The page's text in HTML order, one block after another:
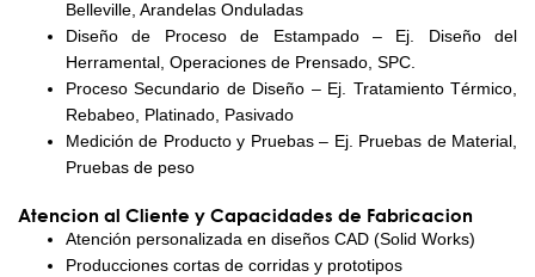
Belleville, Arandelas Onduladas
Diseño de Proceso de Estampado – Ej. Diseño del
Herramental, Operaciones de Prensado, SPC.
Proceso Secundario de Diseño – Ej. Tratamiento Térmico,
Rebabeo, Platinado, Pasivado
Medición de Producto y Pruebas – Ej. Pruebas de Material,
Pruebas de peso
Atencion al Cliente y Capacidades de Fabricacion
Atención personalizada en diseños CAD (Solid Works)
Producciones cortas de corridas y prototipos